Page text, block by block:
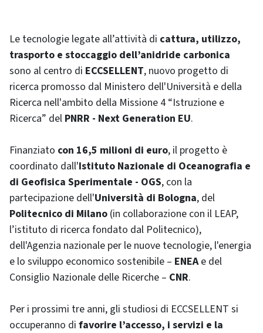
Le tecnologie legate all’attività di cattura, utilizzo,
trasporto e stoccaggio dell’anidride carbonica
sono al centro di ECCSELLENT, nuovo progetto di
ricerca promosso dal Ministero dell'Università e della
Ricerca nell'ambito della Missione 4 “Istruzione e
Ricerca” del PNRR - Next Generation EU.
Finanziato con 16,5 milioni di euro, il progetto è
coordinato dall'Istituto Nazionale di Oceanografia e
di Geofisica Sperimentale - OGS, con la
partecipazione dell'Università di Bologna, del
Politecnico di Milano (in collaborazione con il LEAP,
l’istituto di ricerca fondato dal Politecnico),
dell'Agenzia nazionale per le nuove tecnologie, l'energia
e lo sviluppo economico sostenibile – ENEAe del
Consiglio Nazionale delle Ricerche – CNR.
Per i prossimi tre anni, gli studiosi di ECCSELLENT si
occuperanno di favorire l’accesso, i servizi e la